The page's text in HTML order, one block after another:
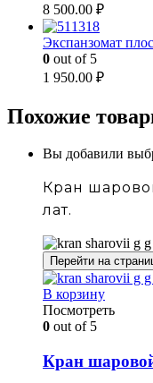
8 500.00 ₽
Экспанзомат
0 out of 5
1 950.00 ₽
Похожие
Вы добавили
Кран
лат.
Перейти на
В корзину
Посмотреть
0 out of 5
Кран